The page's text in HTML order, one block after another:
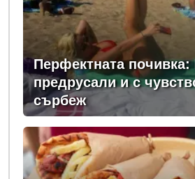
Перфектната
предрусали и с
сърбеж